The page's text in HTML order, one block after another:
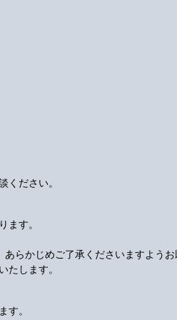
ください。
ます。
らかじめご了承くださいますようお
たします。
す。